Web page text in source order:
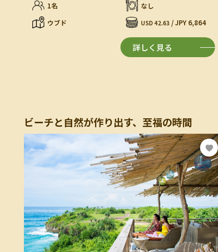
1名
なし
ウブド
USD 42.63 / JPY 6,864
詳しく見る
ビーチと自然が作り出す、至福の時間